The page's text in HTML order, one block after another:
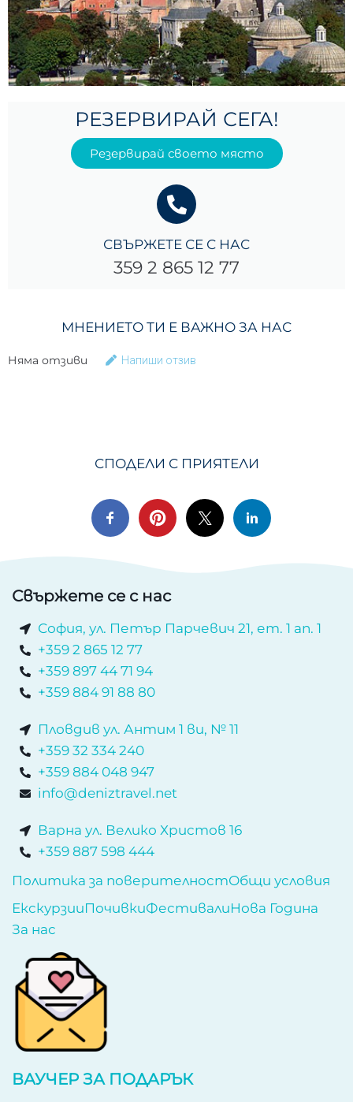
РЕЗЕРВИРАЙ СЕГА!
Резервирай своето място
СВЪРЖЕТЕ СЕ С НАС
359 2 865 12 77
МНЕНИЕТО ТИ Е ВАЖНО ЗА НАС
Няма отзиви Напиши отзив
СПОДЕЛИ С ПРИЯТЕЛИ
Свържете се с нас
София, ул. Петър Парчевич 21, ет. 1 ап. 1
+359 2 865 12 77
+359 897 44 71 94
+359 884 91 88 80
Пловдив ул. Антим 1 ви, № 11
+359 32 334 240
+359 884 048 947
info@deniztravel.net
Варна ул. Велико Христов 16
+359 887 598 444
Политика за поверителностОбщи условия
ЕкскурзииПочивкиФестивалиНова Година
За нас
ВАУЧЕР ЗА ПОДАРЪК